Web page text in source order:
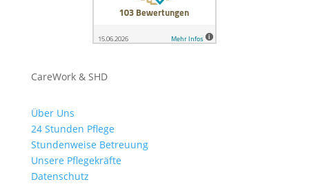
CareWork & SHD
Über Uns
24 Stunden Pflege
Stundenweise Betreuung
Unsere Pflegekräfte
Datenschutz